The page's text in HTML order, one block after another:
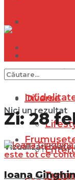
Diverse
Nici un rezultat
Vizualizați
Zi:28
Ioana